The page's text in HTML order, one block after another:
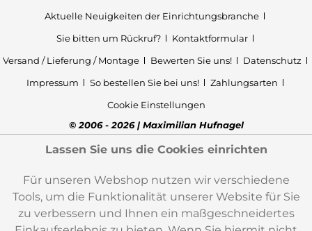
Aktuelle Neuigkeiten der Einrichtungsbranche
Sie bitten um Rückruf?
Kontaktformular
Versand / Lieferung / Montage
Bewerten Sie uns!
Datenschutz
Impressum
So bestellen Sie bei uns!
Zahlungsarten
Cookie Einstellungen
© 2006 - 2026 | Maximilian Hufnagel
Lassen Sie uns die Cookies einrichten
Für unseren Webshop nutzen wir verschiedene
Tools, um die Funktionalität unserer Website für Sie
zu verbessern und Ihnen ein maßgeschneidertes